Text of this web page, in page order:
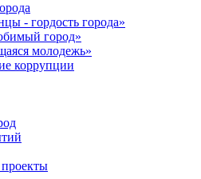
- гордость города»
город»
молодежь»
коррупции